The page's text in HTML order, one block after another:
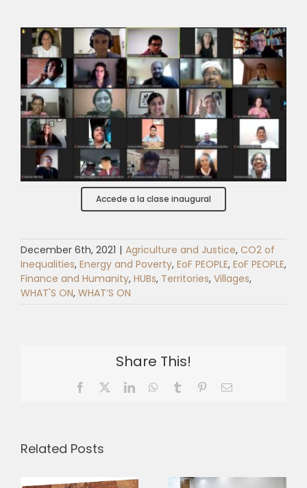
Accede a la clase inaugural
December 6th, 2021 | Agriculture and Justice, CO2 of
Inequalities, Energy and Poverty, EoF PEOPLE, EoF PEOPLE,
Finance and Humanity, HUBs, Territories, Villages,
WHAT'S ON, WHAT’S ON
Share This!
Facebook LinkedInWhatsApp
Tumblr PinterestEmail
Related Posts
Three